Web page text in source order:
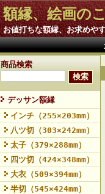
額縁、絵画の
お値打ちな額縁、お求めや
商品検索
デッサン額縁
インチ（255×203mm）
八ツ切（303×242mm）
太子（379×288mm）
四ツ切（424×348mm）
大衣（509×394mm）
半切（545×424mm）